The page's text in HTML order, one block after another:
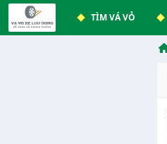
TÌM VÁ VỎ